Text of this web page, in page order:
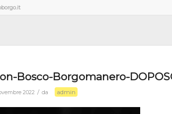
Bosco-Borgomanero-
2022 / da admin